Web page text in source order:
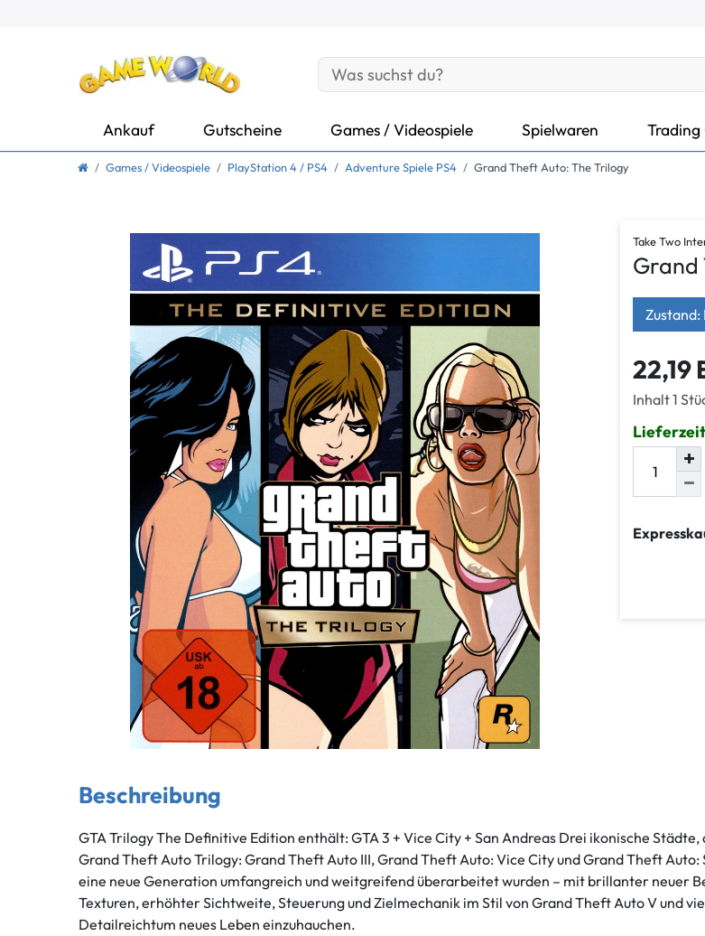
Ankauf Gutscheine Games / Videospiele Spielwaren Trading
Games / Videospiele PlayStation 4 / PS4 Adventure Spiele PS4 Grand Theft Auto: The Trilogy
Take Two
Grand
Zustand:
22,19
Inhalt1
Beschreibung
GTA Trilogy The Definitive Edition enthält: GTA 3 + Vice City + San Andreas Drei ikonische
Grand Theft Auto Trilogy: Grand Theft Auto III, Grand Theft Auto: Vice City und Grand Theft
eine neue Generation umfangreich und weitgreifend überarbeitet wurden – mit brillanter neuer
Texturen, erhöhter Sichtweite, Steuerung und Zielmechanik im Stil von Grand Theft Auto V und
Detailreichtum neues Leben einzuhauchen.